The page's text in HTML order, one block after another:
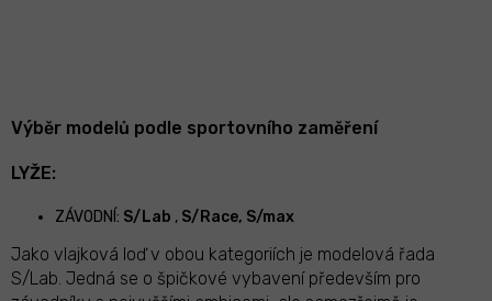
Výběr modelů podle sportovního zaměření
LYŽE:
ZÁVODNÍ: S/Lab , S/Race, S/max
Jako vlajková loď v obou kategoriích je modelová řada
S/Lab. Jedná se o špičkové vybavení především pro